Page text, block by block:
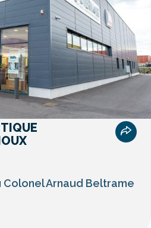
Arnaud Beltrame